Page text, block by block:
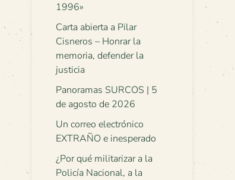
1996»
Carta abierta a Pilar
Cisneros – Honrar la
memoria, defender la
justicia
Panoramas SURCOS | 5
de agosto de 2026
Un correo electrónico
EXTRAÑO e inesperado
¿Por qué militarizar a la
Policía Nacional, a la